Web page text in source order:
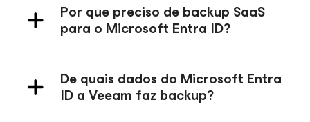
Por que preciso de backup SaaS
para o Microsoft Entra ID?
De quais dados do Microsoft Entra
ID a Veeam faz backup?